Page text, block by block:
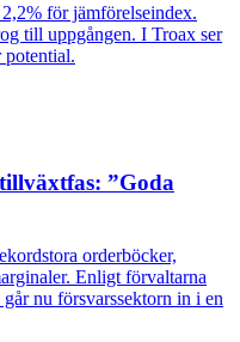
för jämförelseindex.
till uppgången. I Troax ser
potential.
”Goda
orderböcker,
Enligt förvaltarna
nu försvarssektorn in i en